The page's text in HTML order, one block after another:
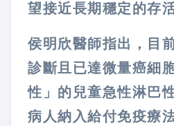
望接近長期穩定的存活
侯明欣醫師指出，目
診斷且已達微量癌細
性」的兒童急性淋巴
病人納入給付免疫療